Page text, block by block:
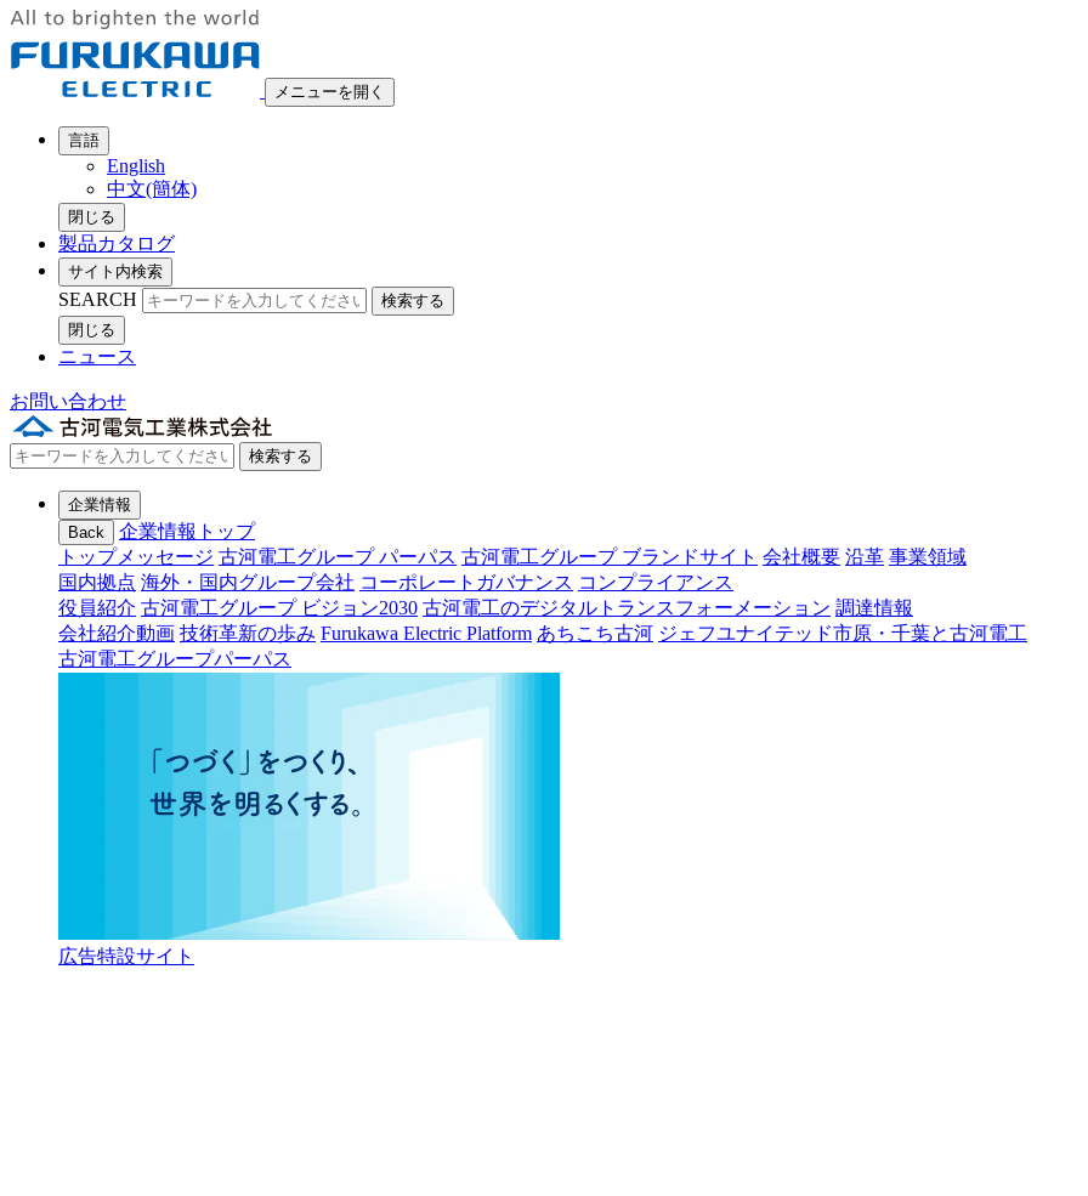
メニューを開く
言語
English
中文(簡体)
閉じる
製品カタログ
サイト内検索
SEARCH
検索する
閉じる
ニュース
お問い合わせ
検索する
企業情報
Back
企業情報トップ
トップメッセージ 古河電工グループ パーパス 古河電工グループ ブランドサイト 会社概要 沿革 事業領域
国内拠点 海外・国内グループ会社 コーポレートガバナンス コンプライアンス
役員紹介 古河電工グループ ビジョン2030 古河電工のデジタルトランスフォーメーション 調達情報
会社紹介動画 技術革新の歩み Furukawa Electric Platform あちこち古河 ジェフユナイテッド市原・千葉と古河電工
古河電工グループパーパス
広告特設サイト